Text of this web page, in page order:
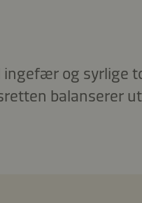
ingefær og syrlige
balanserer